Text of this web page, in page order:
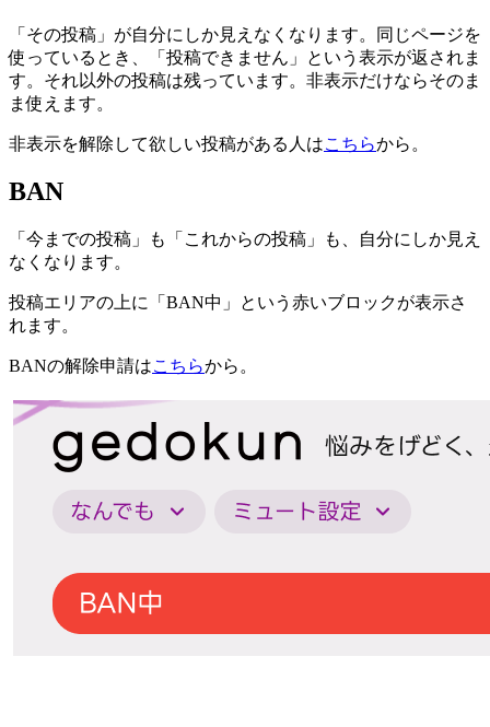
「その投稿」が自分にしか見えなくなります。同じページを
使っているとき、「投稿できません」という表示が返されま
す。それ以外の投稿は残っています。非表示だけならそのま
ま使えます。
非表示を解除して欲しい投稿がある人はこちらから。
BAN
「今までの投稿」も「これからの投稿」も、自分にしか見え
なくなります。
投稿エリアの上に「BAN中」という赤いブロックが表示さ
れます。
BANの解除申請はこちらから。